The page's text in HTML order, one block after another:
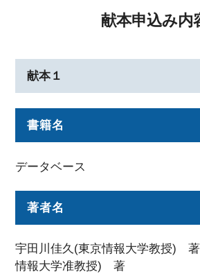
献本申込み内
献本１
書籍名
データベース
著者名
宇田川佳久(東京情報大学教授)
情報大学准教授) 著